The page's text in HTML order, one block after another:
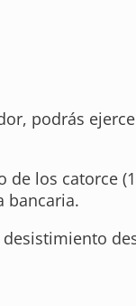
podrás
de los catorce
bancaria.